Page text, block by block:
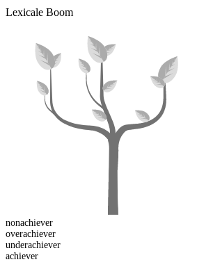
Lexicale Boom
nonachiever
overachiever
underachiever
achiever